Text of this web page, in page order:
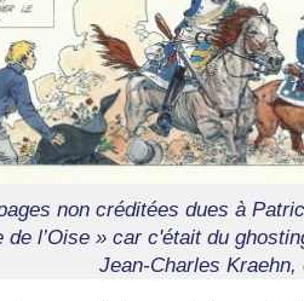
non créditées dues à
de l’Oise » car c'était du
Jean-Charles Kraehn,